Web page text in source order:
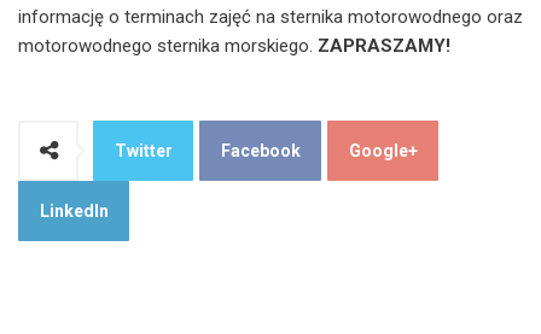
informację o terminach zajęć na sternika motorowodnego oraz
motorowodnego sternika morskiego. ZAPRASZAMY!
Twitter Facebook Google+
LinkedIn